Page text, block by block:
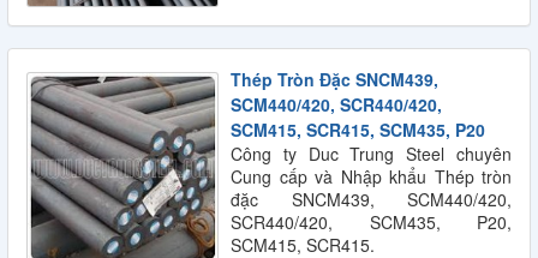
Thép Tròn Đặc SNCM439,
SCM440/420, SCR440/420,
SCM415, SCR415, SCM435, P20
Công ty Duc Trung Steel chuyên
Cung cấp và Nhập khẩu Thép tròn
đặc SNCM439, SCM440/420,
SCR440/420, SCM435, P20,
SCM415, SCR415.